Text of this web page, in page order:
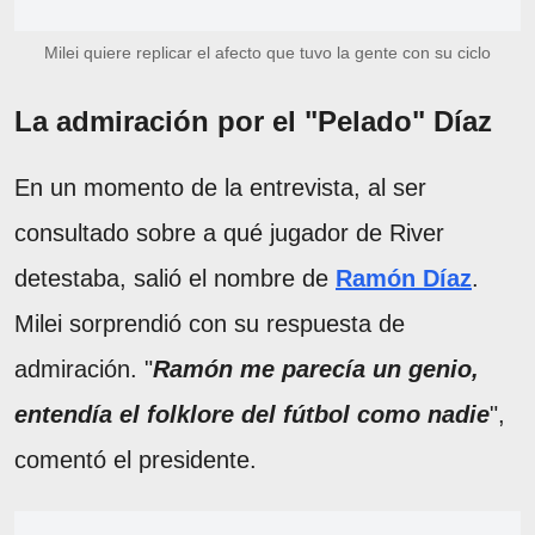
Milei quiere replicar el afecto que tuvo la gente con su ciclo
La admiración por el "Pelado" Díaz
En un momento de la entrevista, al ser
consultado sobre a qué jugador de River
detestaba, salió el nombre de Ramón Díaz.
Milei sorprendió con su respuesta de
admiración. "Ramón me parecía un genio,
entendía el folklore del fútbol como nadie",
comentó el presidente.